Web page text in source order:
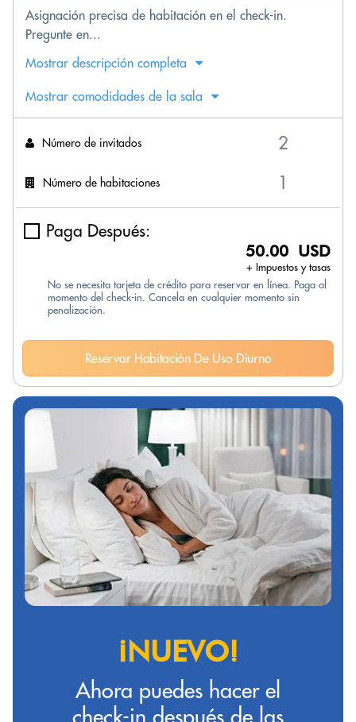
Asignación precisa de habitación en el check-in.
Pregunte en...
Mostrar descripción completa
Mostrar comodidades de la sala
Número de invitados
Número de habitaciones
Paga Después:
50.00 USD
+ Impuestos y tasas
No se necesita tarjeta de crédito para reservar en línea. Paga al
momento del check-in. Cancela en cualquier momento sin
penalización.
Reservar Habitación De Uso Diurno
¡NUEVO!
Ahora puedes hacer el
check-in después de las